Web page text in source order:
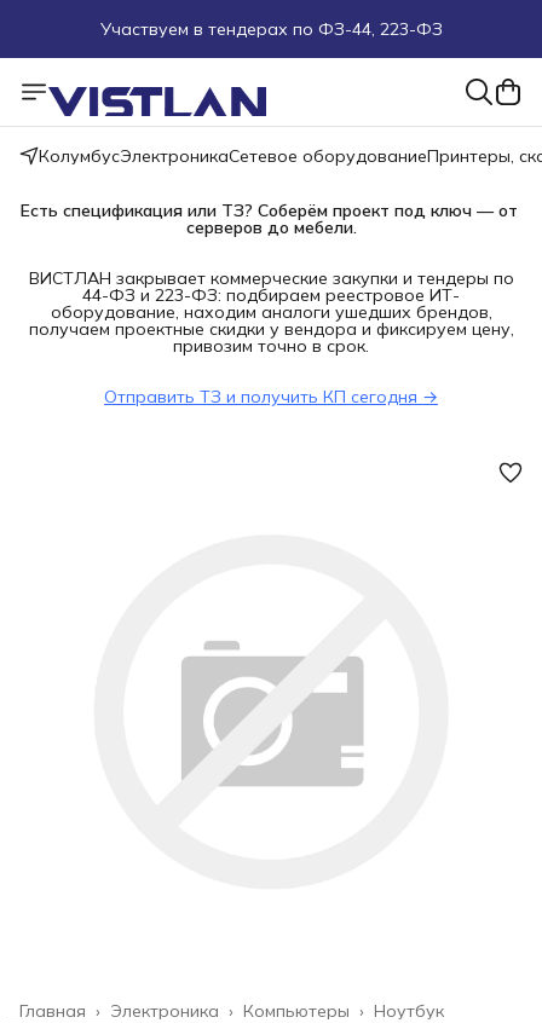
Участвуем в тендерах по ФЗ-44, 223-ФЗ
Поможем подобрать оборудование под ТЗ
Пуско-наладочные работы
Пришлите запрос на e-mail или в чат
КолумбусЭлектроникаСетевое оборудованиеПринтеры,
Есть спецификация или ТЗ? Соберём проект под ключ — от
серверов до мебели.
ВИСТЛАН закрывает коммерческие закупки и тендеры по
44-ФЗ и 223-ФЗ: подбираем реестровое ИТ-
оборудование, находим аналоги ушедших брендов,
получаем проектные скидки у вендора и фиксируем цену,
привозим точно в срок.
Отправить ТЗ и получить КП сегодня →
Ноутбук
Компьютеры ›
Электроника ›
Главная ›